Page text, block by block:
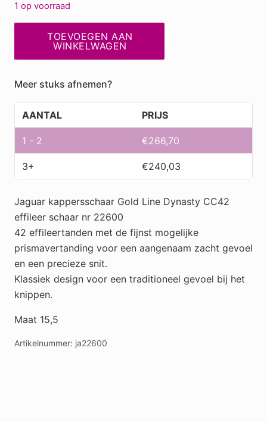
1 op voorraad
effileerschaar
Gold
aantal
TOEVOEGEN AAN
WINKELWAGEN
Meer stuks afnemen?
AANTAL PRIJS
1 - 2 €266,70
3+ €240,03
Jaguar kappersschaar Gold Line Dynasty CC42
effileer schaar nr 22600
42 effileertanden met de fijnst mogelijke
prismavertanding voor een aangenaam zacht gevoel
en een precieze snit.
Klassiek design voor een traditioneel gevoel bij het
knippen.
Maat 15,5
Artikelnummer: ja22600